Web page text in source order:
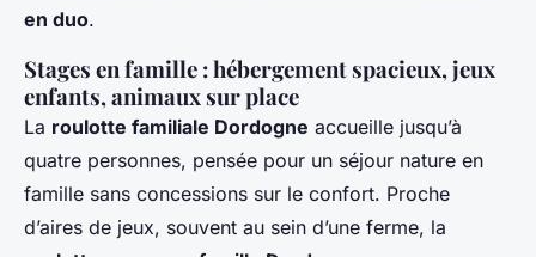
en duo.
Stages en famille : hébergement spacieux, jeux
enfants, animaux sur place
La roulotte familiale Dordogne accueille jusqu’à
quatre personnes, pensée pour un séjour nature en
famille sans concessions sur le confort. Proche
d’aires de jeux, souvent au sein d’une ferme, la